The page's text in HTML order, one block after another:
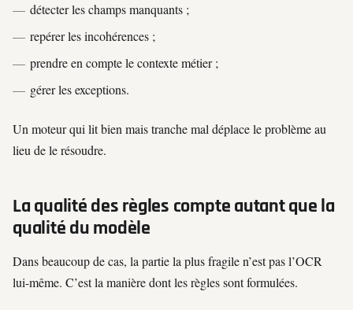
détecter les champs manquants ;
repérer les incohérences ;
prendre en compte le contexte métier ;
gérer les exceptions.
Un moteur qui lit bien mais tranche mal déplace le problème au
lieu de le résoudre.
La qualité des règles compte autant que la
qualité du modèle
Dans beaucoup de cas, la partie la plus fragile n’est pas l’OCR
lui-même. C’est la manière dont les règles sont formulées.